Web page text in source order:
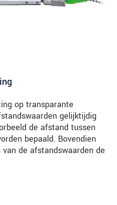
op transparante
gelijktijdig
de afstand tussen
bepaald. Bovendien
de afstandswaarden de